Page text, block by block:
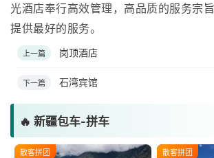
光酒店奉行高效管理，高品质的服务宗
提供最好的服务。
上一篇 岗顶酒店
下一篇 石湾宾馆
🔥 新疆包车-拼车
散客拼团 散客拼团